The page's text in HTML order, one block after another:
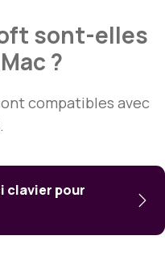
sont-elles
?
compatibles avec
clavier pour